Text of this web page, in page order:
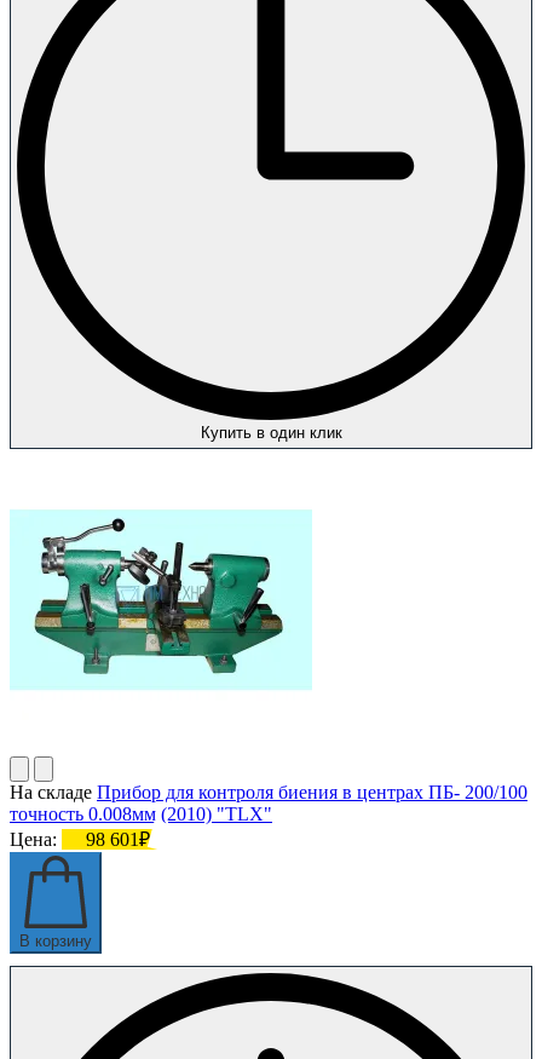
Купить в один клик
На складе Прибор для контроля биения в центрах ПБ- 200/100
точность 0.008мм (2010) "TLX"
Цена:
98 601₽
В корзину